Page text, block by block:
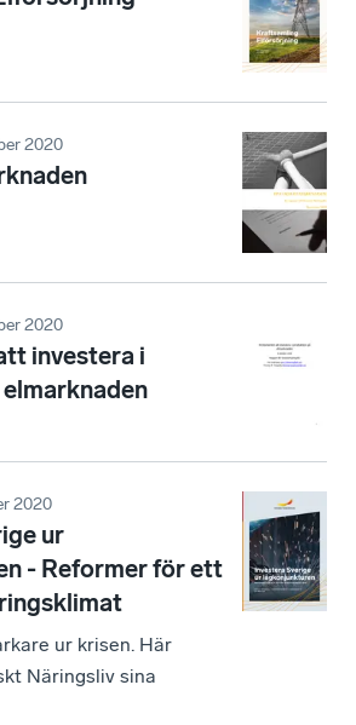
2020
2020
investera i
2020
ur
- Reformer för ett
ur krisen. Här
Näringsliv sina